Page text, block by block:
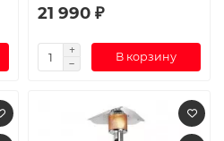
21 990 ₽
В корзину